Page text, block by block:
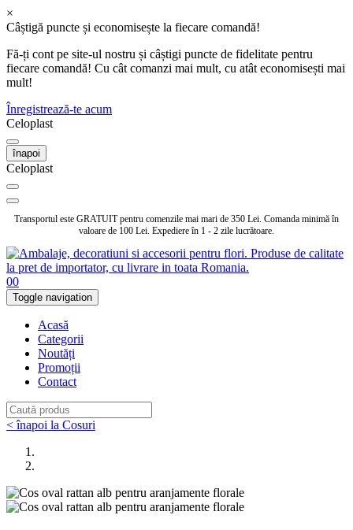
×
Câștigă puncte și economisește la fiecare comandă!
Fă-ți cont pe site-ul nostru și câștigi puncte de fidelitate pentru
fiecare comandă! Cu cât comanzi mai mult, cu atât economisești mai
mult!
Înregistrează-te acum
Celoplast
înapoi
Celoplast
Transportul este GRATUIT pentru comenzile mai mari de 350 Lei. Comanda minimă în
valoare de 100 Lei. Expediere în 1 - 2 zile lucrătoare.
00
Toggle navigation
Acasă
Categorii
Noutăți
Promoții
Contact
< înapoi la Cosuri